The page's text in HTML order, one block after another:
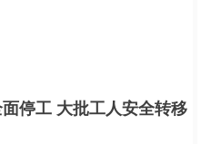
停工 大批工人安全转移